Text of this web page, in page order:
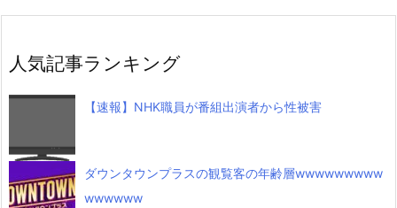
人気記事ランキング
【速報】NHK職員が番組出演者から性被害
ダウンタウンプラスの観覧客の年齢層wwwwwwwww
wwwwww